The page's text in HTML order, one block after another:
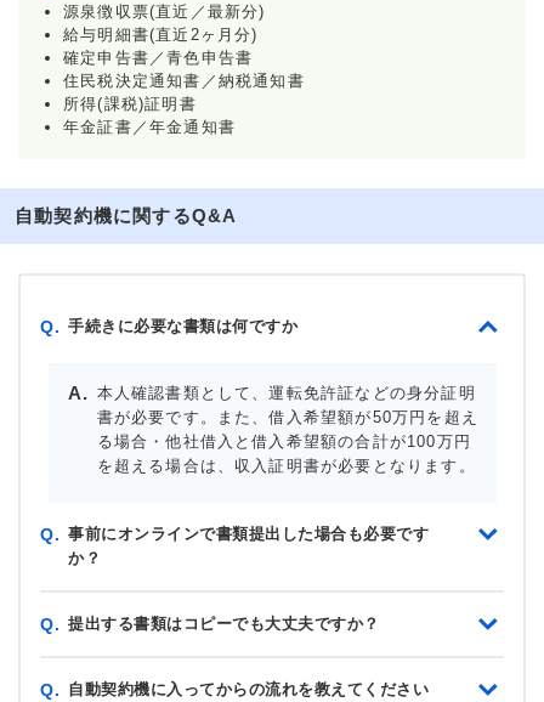
源泉徴収票(直近／最新分)
給与明細書(直近2ヶ月分)
確定申告書／青色申告書
住民税決定通知書／納税通知書
所得(課税)証明書
年金証書／年金通知書
自動契約機に関するQ&A
Q. 手続きに必要な書類は何ですか
本人確認書類として、運転免許証などの身分証明
書が必要です。また、借入希望額が50万円を超え
る場合・他社借入と借入希望額の合計が100万円
を超える場合は、収入証明書が必要となります。
Q. 事前にオンラインで書類提出した場合も必要です
か？
Q. 提出する書類はコピーでも大丈夫ですか？
Q. 自動契約機に入ってからの流れを教えてください